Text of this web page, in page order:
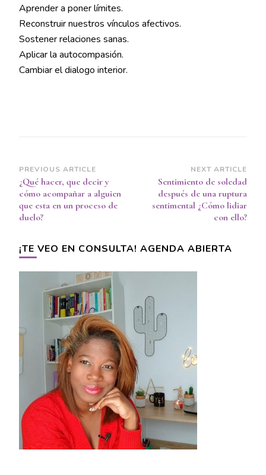
Aprender a poner límites.
Reconstruir nuestros vínculos afectivos.
Sostener relaciones sanas.
Aplicar la autocompasión.
Cambiar el dialogo interior.
Post
Navigation
PREVIOUS ARTICLE
¿Qué hacer, que decir y
cómo acompañar a alguien
que esta en un proceso de
duelo?
NEXT ARTICLE
Sentimiento de soledad
después de una ruptura
sentimental ¿Cómo lidiar
con ello?
¡TE VEO EN CONSULTA! AGENDA ABIERTA